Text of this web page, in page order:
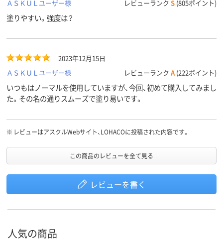
ＡＳＫＵＬユーザー様 レビューランク S (805ポイント)
塗りやすい。強度は？
2023年12月15日
ＡＳＫＵＬユーザー様
レビューランク A (222ポイント)
いつもはノーマルを使用していますが、今回、初めて購入してみまし
た。その名の通りスムーズで塗り易いです。
※ レビューはアスクルWebサイト、LOHACOに投稿された内容です。
この商品のレビューを全て見る
レビューを書く
人気の商品